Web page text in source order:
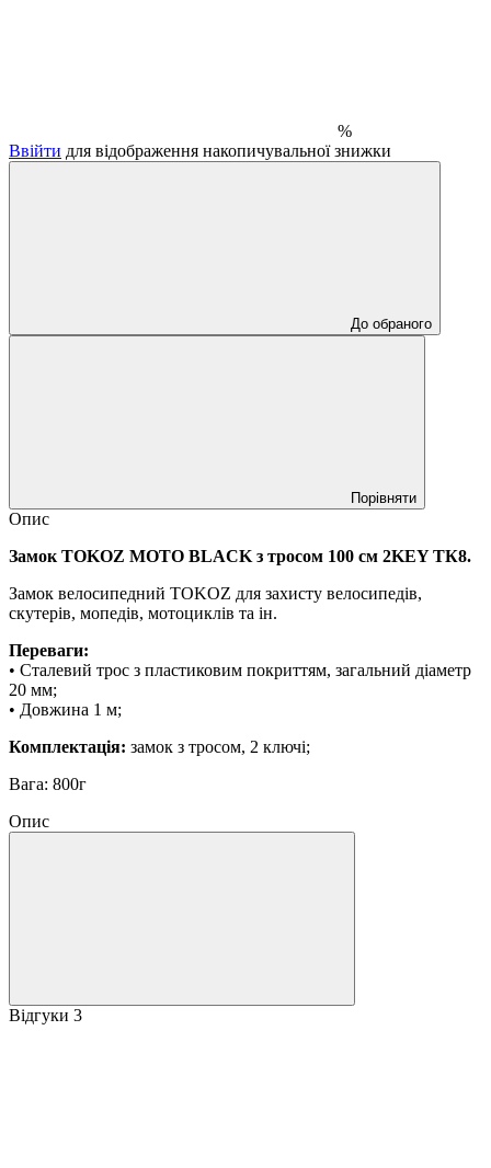
%
Ввійти для відображення накопичувальної знижки
До обраного
Порівняти
Опис
Замок TOKOZ MOTO BLACK з тросом 100 см 2KEY ТК8.
Замок велосипедний TOKOZ для захисту велосипедів,
скутерів, мопедів, мотоциклів та ін.
Переваги:
• Сталевий трос з пластиковим покриттям, загальний діаметр
20 мм;
• Довжина 1 м;
Комплектація: замок з тросом, 2 ключі;
Вага: 800г
Опис
Відгуки 3